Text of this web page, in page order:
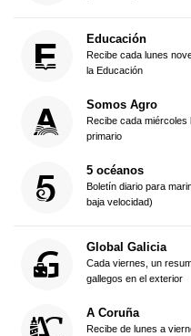
Educación
Recibe cada lunes
la Educación
Somos Agro
Recibe cada miércoles
primario
5 océanos
Boletín diario para
baja velocidad)
Global Galicia
Cada viernes, un
gallegos en el exterior
A Coruña
Recibe de lunes a